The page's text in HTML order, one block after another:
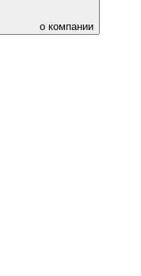
о компании